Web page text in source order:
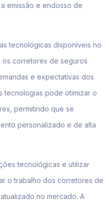
emissão e endosso de
tecnológicas disponíveis no
os corretores de seguros
e expectativas dos
tecnologias pode otimizar o
permitindo que se
personalizado e de alta
tecnológicas e utilizar
o trabalho dos corretores de
no mercado. A